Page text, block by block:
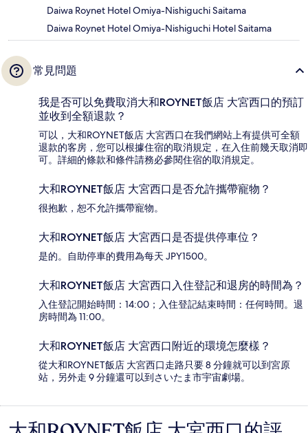
Daiwa Roynet Hotel Omiya-Nishiguchi Saitama
Daiwa Roynet Hotel Omiya-Nishiguchi Hotel Saitama
常見問題
我是否可以免費取消大和ROYNET飯店 大宮西口的預訂
並收到全額退款？
可以，大和ROYNET飯店 大宮西口在我們網站上有提供可全額
退款的客房，您可以根據住宿的取消規定，在入住前幾天取消即
可。詳細的條款和條件請務必參閱住宿的取消規定。
大和ROYNET飯店 大宮西口是否允許攜帶寵物？
很抱歉，恕不允許攜帶寵物。
大和ROYNET飯店 大宮西口是否提供停車位？
是的。自助停車的費用為每天 JPY1500。
大和ROYNET飯店 大宮西口入住登記和退房的時間為？
入住登記開始時間：14:00；入住登記結束時間：任何時間。退
房時間為 11:00。
大和ROYNET飯店 大宮西口附近的環境怎麼樣？
從大和ROYNET飯店 大宮西口走路只要 8 分鐘就可以到宮原
站，另外走 9 分鐘還可以到さいたま市宇宙劇場。